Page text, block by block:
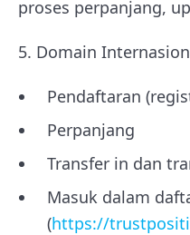
proses perpanjang,
5. Domain
Pendaftaran
Perpanjang
Transfer in dan
Masuk dalam
(https://